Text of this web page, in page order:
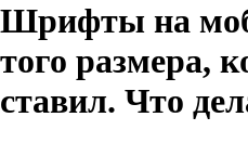
Шрифты на
того размера,
ставил. Что